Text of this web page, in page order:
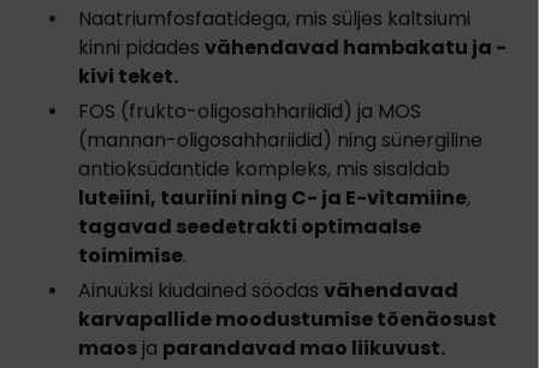
Naatriumfosfaatidega, mis süljes kaltsiumi
kinni pidades vähendavad hambakatu ja -
kivi teket.
FOS (frukto-oligosahhariidid) ja MOS
(mannan-oligosahhariidid) ning sünergiline
antioksüdantide kompleks, mis sisaldab
luteiini, tauriini ning C- ja E-vitamiine,
tagavad seedetrakti optimaalse
toimimise.
Ainuüksi kiudained söödas vähendavad
karvapallide moodustumise tõenäosust
maos ja parandavad mao liikuvust.